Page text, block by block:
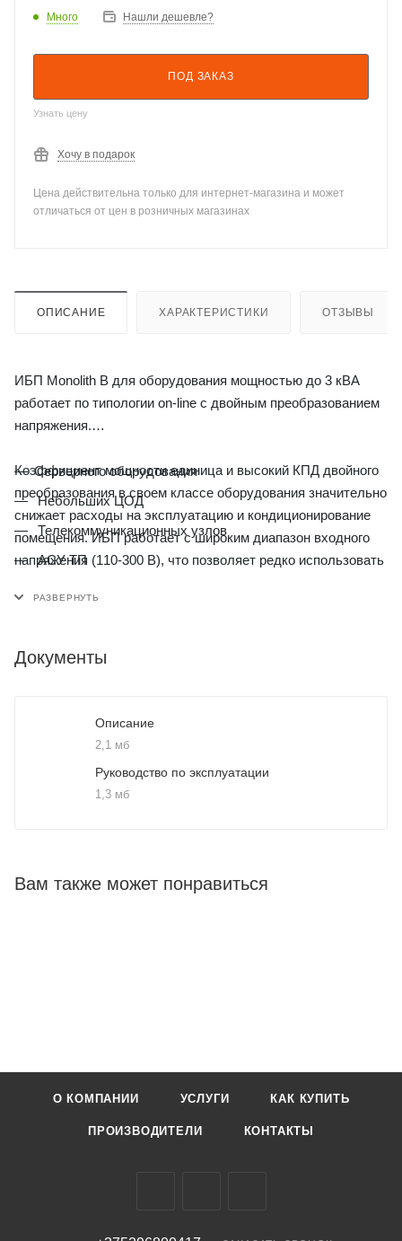
Много Нашли дешевле?
ПОД ЗАКАЗ
Узнать цену
Хочу в подарок
Цена действительна только для интернет-магазина и может
отличаться от цен в розничных магазинах
ОПИСАНИЕ ХАРАКТЕРИСТИКИ ОТЗЫВЫ
ИБП Monolith B для оборудования мощностью до 3 кВА
работает по типологии on-line с двойным преобразованием
напряжения.
Коэффициент мощности единица и высокий КПД двойного
преобразования в своем классе оборудования значительно
снижает расходы на эксплуатацию и кондиционирование
помещения. ИБП работает с широким диапазон входного
напряжения (110-300 В), что позволяет редко использовать
условиях сильных просадок. Дополнительный ЭКО-режим
ИБП Monolith B обладают расширенными
и RS-232, а также слот для SNMP-карты/«сухих»
Подходит для:
Серверного оборудования
Небольших ЦОД
Телекоммуникационных узлов
АСУ ТП
Документы
Описание
2,1 мб
Руководство по эксплуатации
1,3 мб
Вам также может понравиться
О КОМПАНИИ УСЛУГИ КАК КУПИТЬ
ПРОИЗВОДИТЕЛИ КОНТАКТЫ